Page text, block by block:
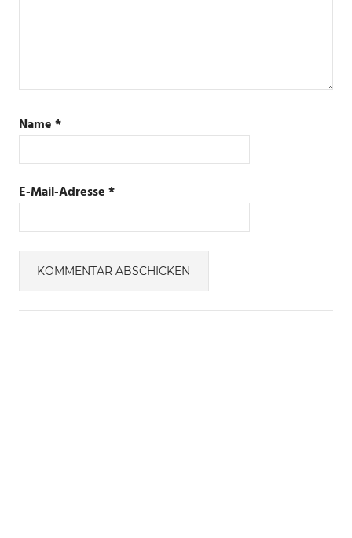
Name*
E-Mail-Adresse*